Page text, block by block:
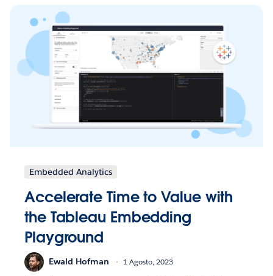
Embedded Analytics
Accelerate Time to Value with
the Tableau Embedding
Playground
Ewald Hofman 1 Agosto, 2023